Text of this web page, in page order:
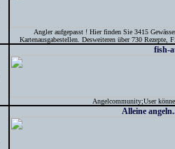
Angler aufgepasst ! Hier finden Sie 3415
Kartenausgabestellen. Desweiteren über 730
fish-
Angelcommunity;User
Alleine